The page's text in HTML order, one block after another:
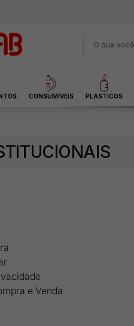
CONSUMÍVEIS PLASTICOS
e Venda